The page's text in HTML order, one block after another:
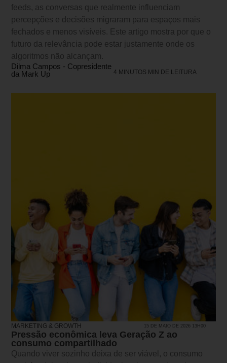
feeds, as conversas que realmente influenciam
percepções e decisões migraram para espaços mais
fechados e menos visíveis. Este artigo mostra por que o
futuro da relevância pode estar justamente onde os
algoritmos não alcançam.
Dilma Campos - Copresidente
da Mark Up
4 MINUTOS MIN DE LEITURA
MARKETING & GROWTH 15 DE MAIO DE 2026 13H00
Pressão econômica leva Geração Z ao
consumo compartilhado
Quando viver sozinho deixa de ser viável, o consumo